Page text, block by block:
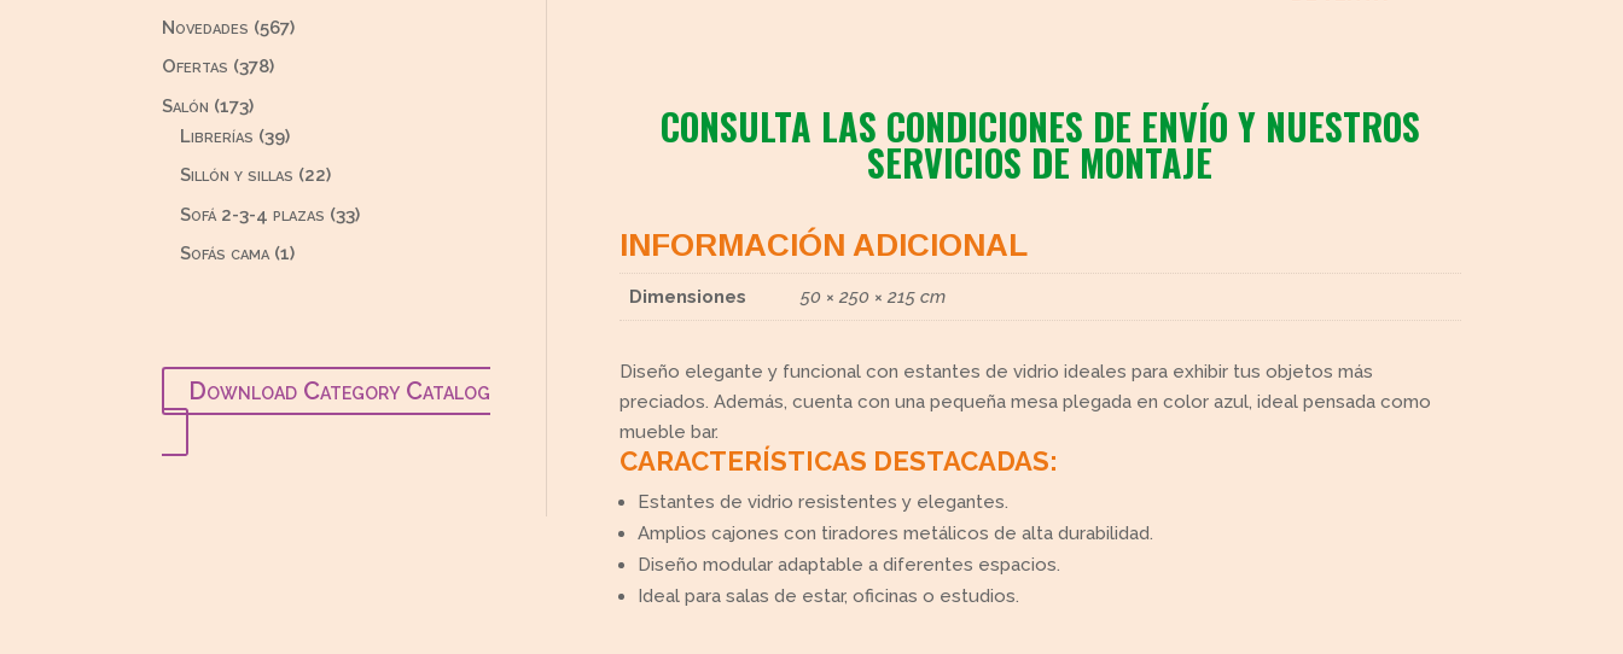
Novedades 567567
Ofertas 378378
Salón 173173
productos
Librerías 3939
productos
Sillón y sillas 2222
productos
Sofá 2-3-4 plazas 3333
Sofás cama 11
Download Category Catalog
CONSULTA LAS CONDICIONES DE ENVÍO Y NUESTROS
SERVICIOS DE MONTAJE
INFORMACIÓN ADICIONAL
Dimensiones 50 × 250 × 215 cm
Diseño elegante y funcional con estantes de vidrio ideales para exhibir tus objetos más
preciados. Además, cuenta con una pequeña mesa plegada en color azul, ideal pensada como
mueble bar.
CARACTERÍSTICAS DESTACADAS:
Estantes de vidrio resistentes y elegantes.
Amplios cajones con tiradores metálicos de alta durabilidad.
Diseño modular adaptable a diferentes espacios.
Ideal para salas de estar, oficinas o estudios.